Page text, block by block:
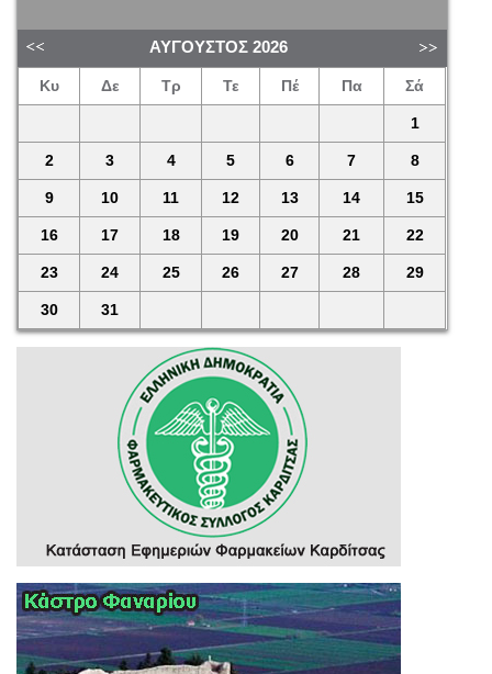
ΑΎΓΟΥΣΤΟΣ 2026
Κυ Δε Τρ Τε Πέ Πα Σά
1
2 3 4 5 6 7 8
9 10 11 12 13 14 15
16 17 18 19 20 21 22
23 24 25 26 27 28 29
30 31